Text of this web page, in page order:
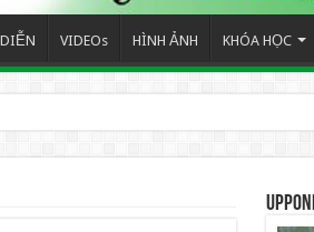
VIDEOs HÌNH ẢNH KHÓA HỌC